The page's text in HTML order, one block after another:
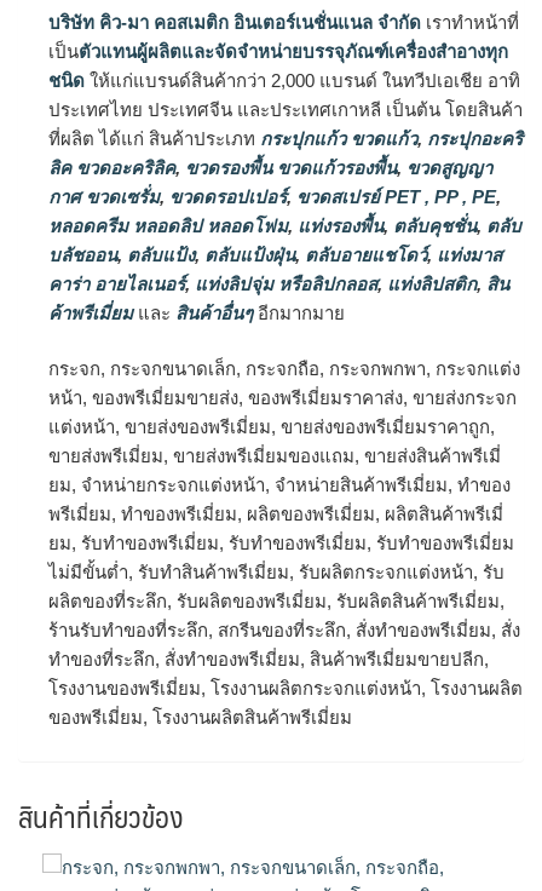
บริษัท คิว-มา คอสเมติก อินเตอร์เนชั่นแนล จำกัด เราทำหน้าที่
เป็นตัวแทนผู้ผลิตและจัดจำหน่ายบรรจุภัณฑ์เครื่องสำอางทุก
ชนิด ให้แก่แบรนด์สินค้ากว่า 2,000 แบรนด์ ในทวีปเอเชีย อาทิ
ประเทศไทย ประเทศจีน และประเทศเกาหลี เป็นต้น โดยสินค้า
ที่ผลิต ได้แก่ สินค้าประเภท กระปุกแก้ว ขวดแก้ว, กระปุกอะคริ
ลิค ขวดอะคริลิค, ขวดรองพื้น ขวดแก้วรองพื้น, ขวดสูญญา
กาศ ขวดเซรั่ม, ขวดดรอปเปอร์, ขวดสเปรย์ PET , PP , PE,
หลอดครีม หลอดลิป หลอดโฟม, แท่งรองพื้น, ตลับคุชชั่น, ตลับ
บลัชออน, ตลับแป้ง, ตลับแป้งฝุ่น, ตลับอายแชโดว์, แท่งมาส
คาร่า อายไลเนอร์, แท่งลิปจุ่ม หรือลิปกลอส, แท่งลิปสติก, สิน
ค้าพรีเมี่ยมและ สินค้าอื่นๆอีกมากมาย
กระจก, กระจกขนาดเล็ก, กระจกถือ, กระจกพกพา, กระจกแต่ง
หน้า, ของพรีเมี่ยมขายส่ง, ของพรีเมี่ยมราคาส่ง, ขายส่งกระจก
แต่งหน้า, ขายส่งของพรีเมี่ยม, ขายส่งของพรีเมี่ยมราคาถูก,
ขายส่งพรีเมี่ยม, ขายส่งพรีเมี่ยมของแถม, ขายส่งสินค้าพรีเมี่
ยม, จำหน่ายกระจกแต่งหน้า, จำหน่ายสินค้าพรีเมี่ยม, ทำของ
พรีเมี่ยม, ทําของพรีเมี่ยม, ผลิตของพรีเมี่ยม, ผลิตสินค้าพรีเมี่
ยม, รับทำของพรีเมี่ยม, รับทําของพรีเมี่ยม, รับทําของพรีเมี่ยม
ไม่มีขั้นต่ำ, รับทําสินค้าพรีเมี่ยม, รับผลิตกระจกแต่งหน้า, รับ
ผลิตของที่ระลึก, รับผลิตของพรีเมี่ยม, รับผลิตสินค้าพรีเมี่ยม,
ร้านรับทําของที่ระลึก, สกรีนของที่ระลึก, สั่งทำของพรีเมี่ยม, สั่ง
ทําของที่ระลึก, สั่งทําของพรีเมี่ยม, สินค้าพรีเมี่ยมขายปลีก,
โรงงานของพรีเมี่ยม, โรงงานผลิตกระจกแต่งหน้า, โรงงานผลิต
ของพรีเมี่ยม, โรงงานผลิตสินค้าพรีเมี่ยม
สินค้าที่เกี่ยวข้อง